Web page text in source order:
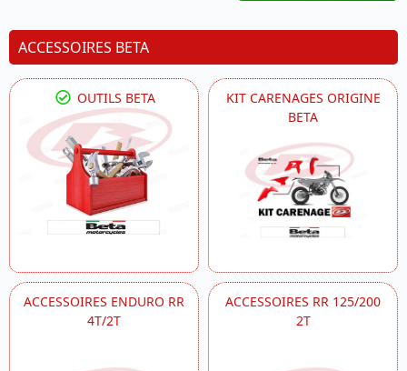
ACCESSOIRES BETA
OUTILS BETA
KIT CARENAGES ORIGINE
BETA
ACCESSOIRES ENDURO RR
4T/2T
ACCESSOIRES RR 125/200
2T